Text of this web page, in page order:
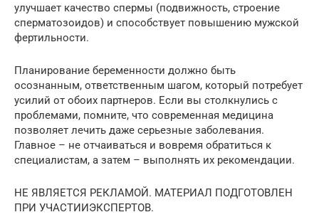
улучшает качество спермы (подвижность, строение
сперматозоидов) и способствует повышению мужской
фертильности.
Планирование беременности должно быть
осознанным, ответственным шагом, который потребует
усилий от обоих партнеров. Если вы столкнулись с
проблемами, помните, что современная медицина
позволяет лечить даже серьезные заболевания.
Главное – не отчаиваться и вовремя обратиться к
специалистам, а затем – выполнять их рекомендации.
НЕ ЯВЛЯЕТСЯ РЕКЛАМОЙ. МАТЕРИАЛ ПОДГОТОВЛЕН
ПРИ УЧАСТИИЭКСПЕРТОВ.